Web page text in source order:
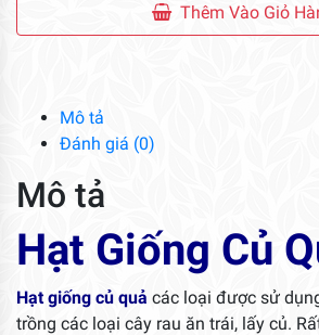
Quả
Thêm Vào Giỏ
Mô tả
Đánh giá (0)
Mô tả
Hạt Giống Củ
Hạt giống củ quả các loại được sử
trồng các loại cây rau ăn trái, lấy củ.